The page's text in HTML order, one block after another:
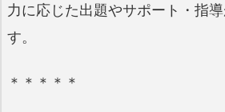
力に応じた出題やサポート・指
す。
＊＊＊＊＊